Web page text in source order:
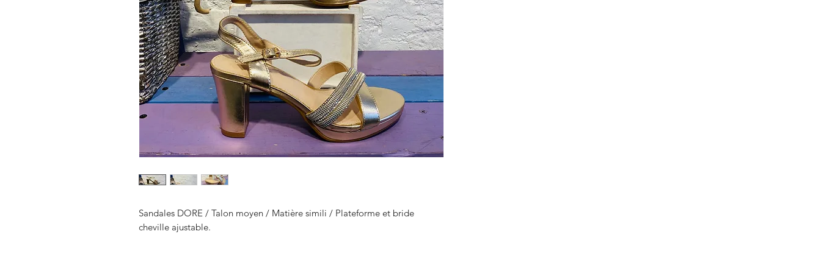
Sandales DORE / Talon moyen / Matière simili / Plateforme et bride
cheville ajustable.